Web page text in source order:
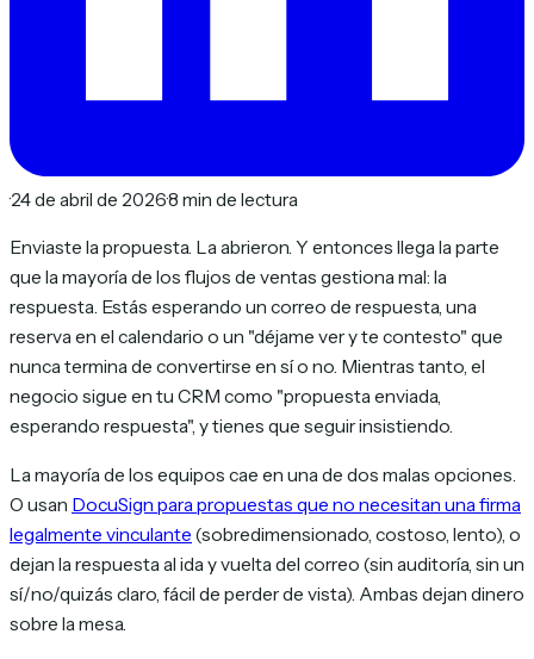
·24 de abril de 2026·8 min de lectura
Enviaste la propuesta. La abrieron. Y entonces llega la parte
que la mayoría de los flujos de ventas gestiona mal: la
respuesta. Estás esperando un correo de respuesta, una
reserva en el calendario o un "déjame ver y te contesto" que
nunca termina de convertirse en sí o no. Mientras tanto, el
negocio sigue en tu CRM como "propuesta enviada,
esperando respuesta", y tienes que seguir insistiendo.
La mayoría de los equipos cae en una de dos malas opciones.
O usan DocuSign para propuestas que no necesitan una firma
legalmente vinculante (sobredimensionado, costoso, lento), o
dejan la respuesta al ida y vuelta del correo (sin auditoría, sin un
sí/no/quizás claro, fácil de perder de vista). Ambas dejan dinero
sobre la mesa.